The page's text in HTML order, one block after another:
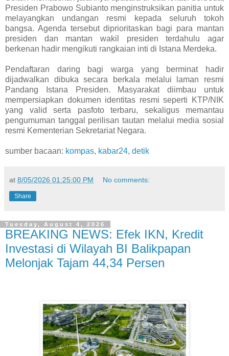
Presiden Prabowo Subianto menginstruksikan panitia untuk
melayangkan undangan resmi kepada seluruh tokoh
bangsa. Agenda tersebut diprioritaskan bagi para mantan
presiden dan mantan wakil presiden terdahulu agar
berkenan hadir mengikuti rangkaian inti di Istana Merdeka.
Pendaftaran daring bagi warga yang berminat hadir
dijadwalkan dibuka secara berkala melalui laman resmi
Pandang Istana Presiden. Masyarakat diimbau untuk
mempersiapkan dokumen identitas resmi seperti KTP/NIK
yang valid serta pasfoto terbaru, sekaligus memantau
pengumuman tanggal perilisan tautan melalui media sosial
resmi Kementerian Sekretariat Negara.
sumber bacaan: kompas, kabar24, detik
at 8/05/2026 01:25:00 PM No comments:
Share
Tuesday, August 4, 2026
BREAKING NEWS: Efek IKN, Kredit
Investasi di Wilayah BI Balikpapan
Melonjak Tajam 44,34 Persen